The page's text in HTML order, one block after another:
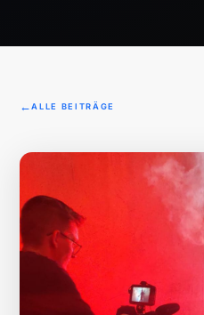
ALLE BEITRÄGE